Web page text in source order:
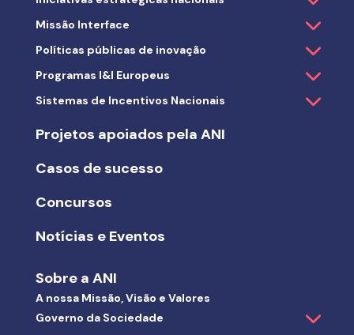
Missão Interface
Políticas públicas de inovação
Programas I&I Europeus
Sistemas de Incentivos Nacionais
Projetos apoiados pela ANI
Casos de sucesso
Concursos
Notícias e Eventos
Sobre a ANI
A nossa Missão, Visão e Valores
Governo da Sociedade